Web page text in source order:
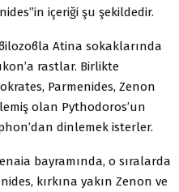
içeriği şu şekildedir.
Atina sokaklarında
rastlar. Birlikte
Parmenides, Zenon
olan Pythodoros’un
dinlemek isterler.
bayramında, o sıralarda
kırkına yakın Zenon ve